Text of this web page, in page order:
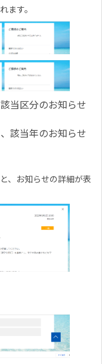
ます。
当区分のお知らせ
該当年のお知らせ
、お知らせの詳細が表